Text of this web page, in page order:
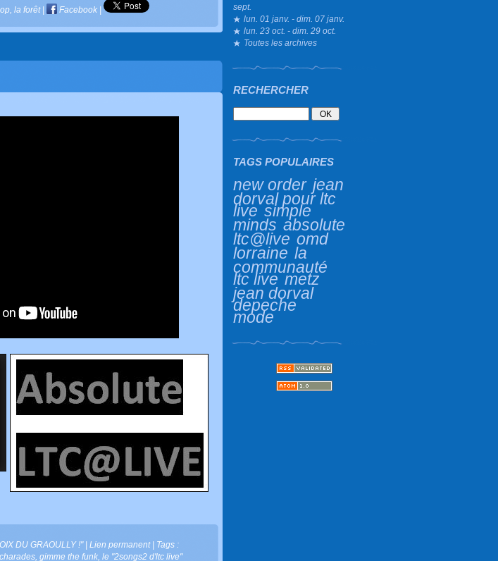
sept.
lun. 01 janv. - dim. 07 janv.
lun. 23 oct. - dim. 29 oct.
Toutes les archives
RECHERCHER
TAGS POPULAIRES
new order jean
dorval pour ltc
live simple
minds absolute
ltc@live omd
lorraine la
communauté
ltc live metz
jean dorval
depeche
mode
la forêt| Facebook |
DU GRAOULLY !"| Lien permanent| Tags :
charades gimme the funk le "2songs2 d'ltc live"